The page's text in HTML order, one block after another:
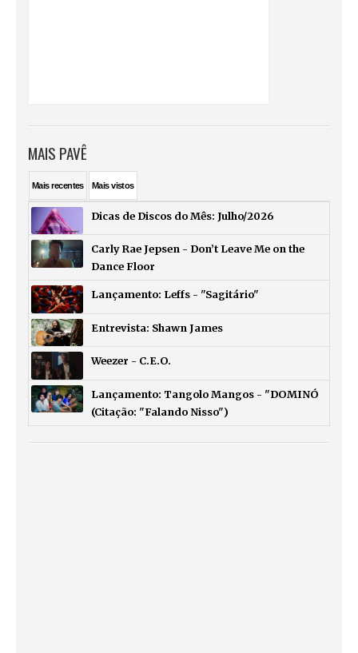
MAIS PAVÊ
Maisrecentes Maisvistos
Dicas de Discos do Mês: Julho/2026
Carly Rae Jepsen - Don’t Leave Me on the
Dance Floor
Lançamento: Leffs - "Sagitário"
Entrevista: Shawn James
Weezer - C.E.O.
Lançamento: Tangolo Mangos - "DOMINÓ
(Citação: "Falando Nisso")